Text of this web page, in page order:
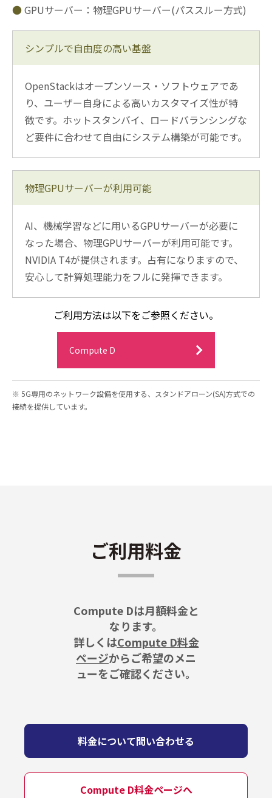
GPUサーバー：物理GPUサーバー(パススルー方式)
シンプルで自由度の高い基盤
OpenStackはオープンソース・ソフトウェアであ
り、ユーザー自身による高いカスタマイズ性が特
徴です。ホットスタンバイ、ロードバランシングな
ど要件に合わせて自由にシステム構築が可能です。
物理GPUサーバーが利用可能
AI、機械学習などに用いるGPUサーバーが必要に
なった場合、物理GPUサーバーが利用可能です。
NVIDIA T4が提供されます。占有になりますので、
安心して計算処理能力をフルに発揮できます。
ご利用方法は以下をご参照ください。
Compute D
5G専用のネットワーク設備を使用する、スタンドアローン(SA)方式での
接続を提供しています。
ご利用料金
Compute Dは月額料金と
なります。
詳しくはCompute D料金
ページからご希望のメニ
ューをご確認ください。
料金について問い合わせる
Compute D料金ページへ